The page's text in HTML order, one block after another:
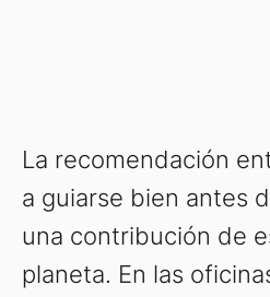
La recomendación
a guiarse bien antes
una contribución de
planeta. En las